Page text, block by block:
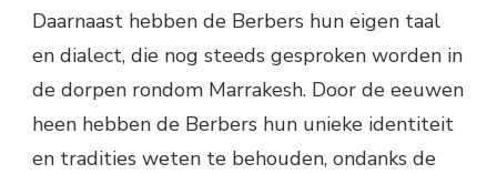
Daarnaast hebben de Berbers hun eigen taal
en dialect, die nog steeds gesproken worden in
de dorpen rondom Marrakesh. Door de eeuwen
heen hebben de Berbers hun unieke identiteit
en tradities weten te behouden, ondanks de